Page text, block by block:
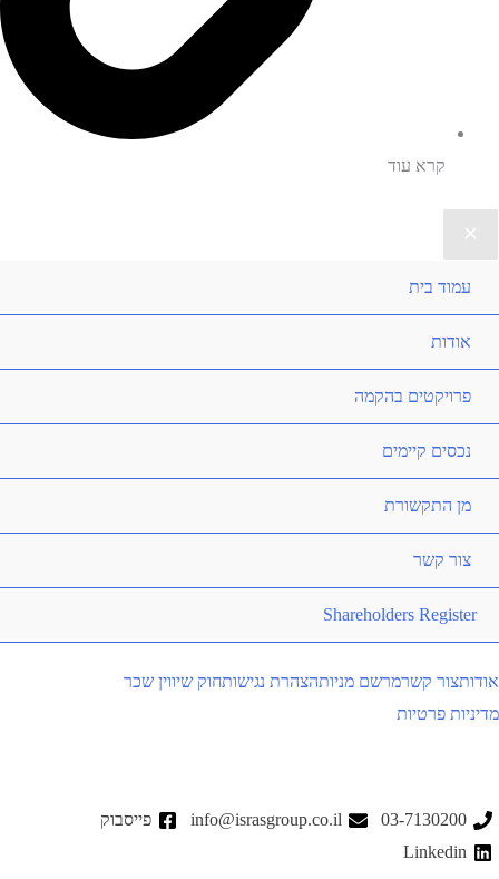
קרא עוד
עמוד בית
אודות
פרויקטים בהקמה
נכסים קיימים
מן התקשורת
צור קשר
Shareholders Register
אודותצור קשרמרשם מניותהצהרת נגישותחוק שיווין שכר
מדיניות פרטיות
03-7130200
info@israsgroup.co.il
פייסבוק
Linkedin